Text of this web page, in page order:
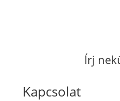
Írj
Kapcsolat